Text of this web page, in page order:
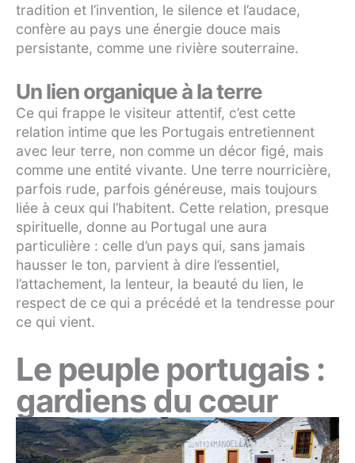
tradition et l’invention, le silence et l’audace,
confère au pays une énergie douce mais
persistante, comme une rivière souterraine.
Un lien organique à la terre
Ce qui frappe le visiteur attentif, c’est cette
relation intime que les Portugais entretiennent
avec leur terre, non comme un décor figé, mais
comme une entité vivante. Une terre nourricière,
parfois rude, parfois généreuse, mais toujours
liée à ceux qui l’habitent. Cette relation, presque
spirituelle, donne au Portugal une aura
particulière : celle d’un pays qui, sans jamais
hausser le ton, parvient à dire l’essentiel,
l’attachement, la lenteur, la beauté du lien, le
respect de ce qui a précédé et la tendresse pour
ce qui vient.
Le peuple portugais :
gardiens du cœur